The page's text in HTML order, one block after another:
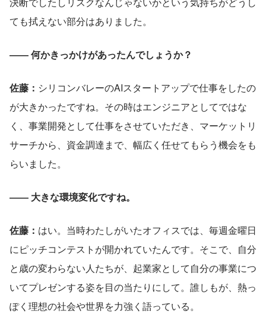
ても拭えない部分はありました。
―― 何かきっかけがあったんでしょうか？
佐藤： シリコンバレーのAIスタートアップで仕事をしたの
が大きかったですね。その時はエンジニアとしてではな
く、事業開発として仕事をさせていただき、​​マーケットリ
サーチから、資金調達まで、幅広く任せてもらう機会をも
らいました。
―― 大きな環境変化ですね。
佐藤： はい。当時わたしがいたオフィスでは、毎週金曜日
にピッチコンテストが開かれていたんです。そこで、自分
と歳の変わらない人たちが、起業家として自分の事業につ
いてプレゼンする姿を目の当たりにして。誰しもが、熱っ
ぽく理想の社会や世界を力強く語っている。